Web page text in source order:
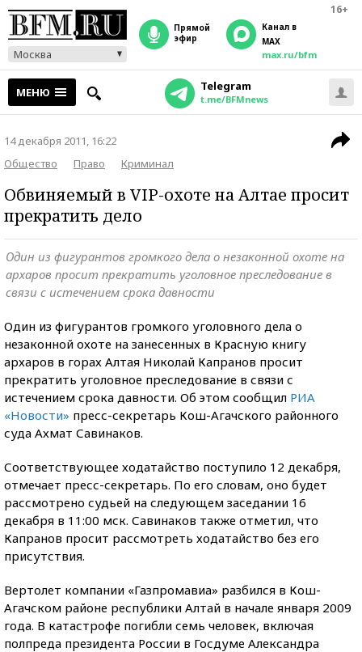
16+
Москва
прямой
эфир
Канал в
MAX
max.ru/bfm
МЕНЮ Telegram
t.me/BFMnews
14 декабря 2011, 16:22
Общество
Право Криминал
Обвиняемый в VIP-охоте на Алтае просит
прекратить дело
Один из фигурантов громкого дела о незаконной охоте на
архаров просит прекратить уголовное преследование в
связи с истечением срока давности
Один из фигурантов громкого уголовного дела о
незаконной охоте на занесенных в Красную книгу
архаров в горах Алтая Николай Капранов просит
прекратить уголовное преследование в связи с
истечением срока давности. Об этом сообщил РИА
«Новости» пресс-секретарь Кош-Агачского районного
суда Ахмат Савинаков.
Соответствующее ходатайство поступило 12 декабря,
отмечает пресс-секретарь. По его словам, оно будет
рассмотрено судьей на следующем заседании 16
декабря в 11:00 мск. Савинаков также отметил, что
Капранов просит рассмотреть ходатайство без его
присутствия.
Вертолет компании «Газпромавиа» разбился в Кош-
Агачском районе республики Алтай в начале января 2009
года. В катастрофе погибли семь человек, включая
полпреда президента России в Госдуме Александра